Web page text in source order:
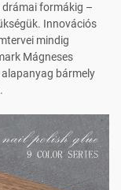
drámai formákig –
Innovációs
mindig
Mágneses
bármely